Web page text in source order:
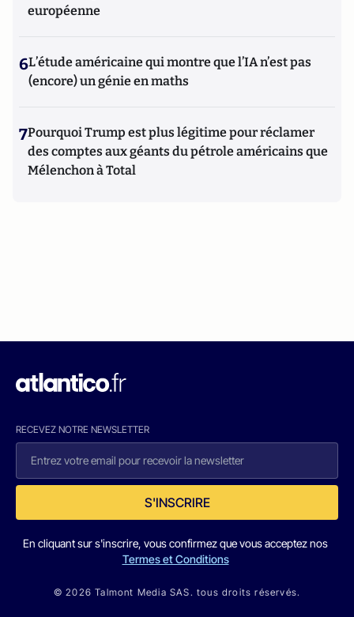
européenne
6L’étude américaine qui montre que l’IA n’est pas
(encore) un génie en maths
7Pourquoi Trump est plus légitime pour réclamer
des comptes aux géants du pétrole américains que
Mélenchon à Total
RECEVEZ NOTRE NEWSLETTER
S'INSCRIRE
En cliquant sur s'inscrire, vous confirmez que vous acceptez nos
Termes et Conditions
© 2026 Talmont Media SAS. tous droits réservés.